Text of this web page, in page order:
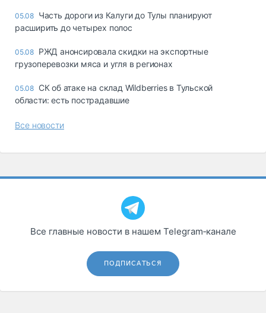
05.08 Часть дороги из Калуги до Тулы планируют
расширить до четырех полос
05.08 РЖД анонсировала скидки на экспортные
грузоперевозки мяса и угля в регионах
05.08 СК об атаке на склад Wildberries в Тульской
области: есть пострадавшие
Все новости
Все главные новости в нашем Telegram‑канале
ПОДПИСАТЬСЯ